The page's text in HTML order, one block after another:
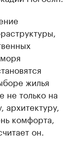
жилья
только на
комфорта,
он.